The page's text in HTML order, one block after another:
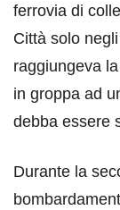
ferrovia di
Città solo
raggiungeva
in groppa ad
debba essere
Durante la